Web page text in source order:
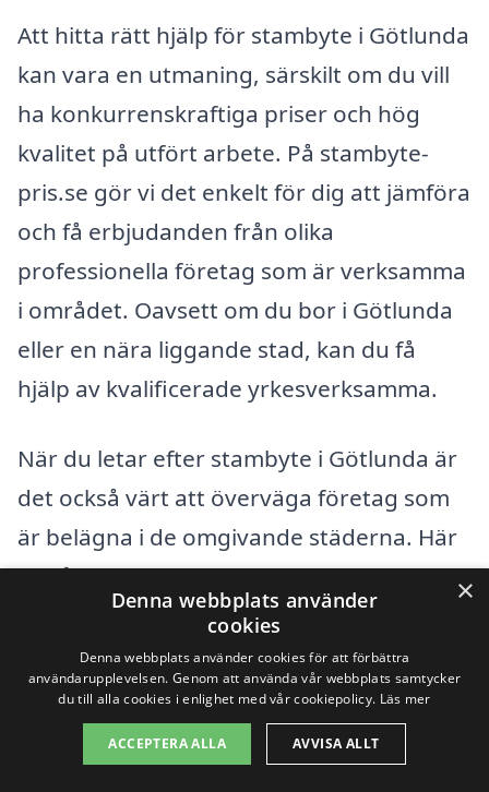
Att hitta rätt hjälp för stambyte i Götlunda
kan vara en utmaning, särskilt om du vill
ha konkurrenskraftiga priser och hög
kvalitet på utfört arbete. På stambyte-
pris.se gör vi det enkelt för dig att jämföra
och få erbjudanden från olika
professionella företag som är verksamma
i området. Oavsett om du bor i Götlunda
eller en nära liggande stad, kan du få
hjälp av kvalificerade yrkesverksamma.
När du letar efter stambyte i Götlunda är
det också värt att överväga företag som
är belägna i de omgivande städerna. Här
är några städer där du kan hitta dyktiga
hantverkare:
Arboga
Vallby
×
Denna webbplats använder
cookies
Denna webbplats använder cookies för att förbättra
användarupplevelsen. Genom att använda vår webbplats samtycker
du till alla cookies i enlighet med vår cookiepolicy. Läs mer
ACCEPTERA ALLA AVVISA ALLT